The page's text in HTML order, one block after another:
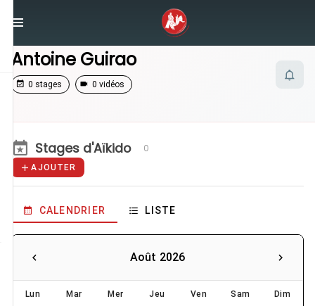
Antoine Guirao
Antoine Guirao
0 stages 0 vidéos
Stages d'Aïkido 0
AJOUTER
CALENDRIER LISTE
Août 2026
Lun Mar Mer Jeu Ven Sam Dim